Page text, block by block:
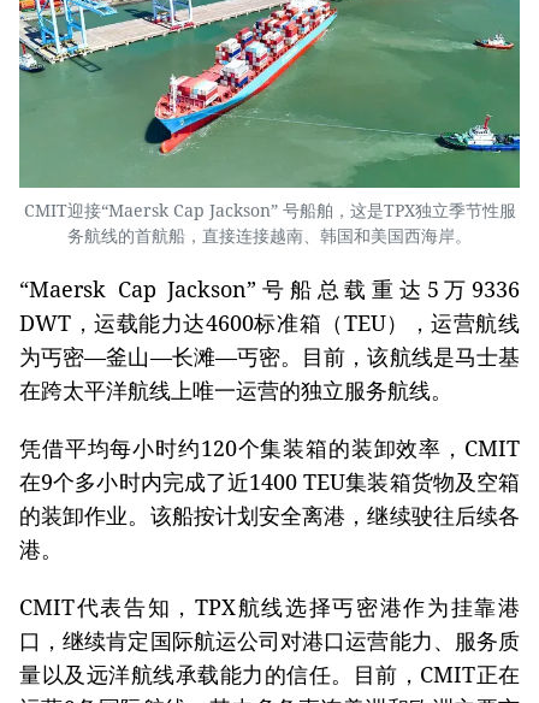
CMIT迎接“Maersk Cap Jackson” 号船舶，这是TPX独立季节性服
务航线的首航船，直接连接越南、韩国和美国西海岸。
“Maersk Cap Jackson”号船总载重达5万9336
DWT，运载能力达4600标准箱（TEU），运营航线
为丐密—釜山—长滩—丐密。目前，该航线是马士基
在跨太平洋航线上唯一运营的独立服务航线。
凭借平均每小时约120个集装箱的装卸效率，CMIT
在9个多小时内完成了近1400 TEU集装箱货物及空箱
的装卸作业。该船按计划安全离港，继续驶往后续各
港。
CMIT代表告知，TPX航线选择丐密港作为挂靠港
口，继续肯定国际航运公司对港口运营能力、服务质
量以及远洋航线承载能力的信任。目前，CMIT正在